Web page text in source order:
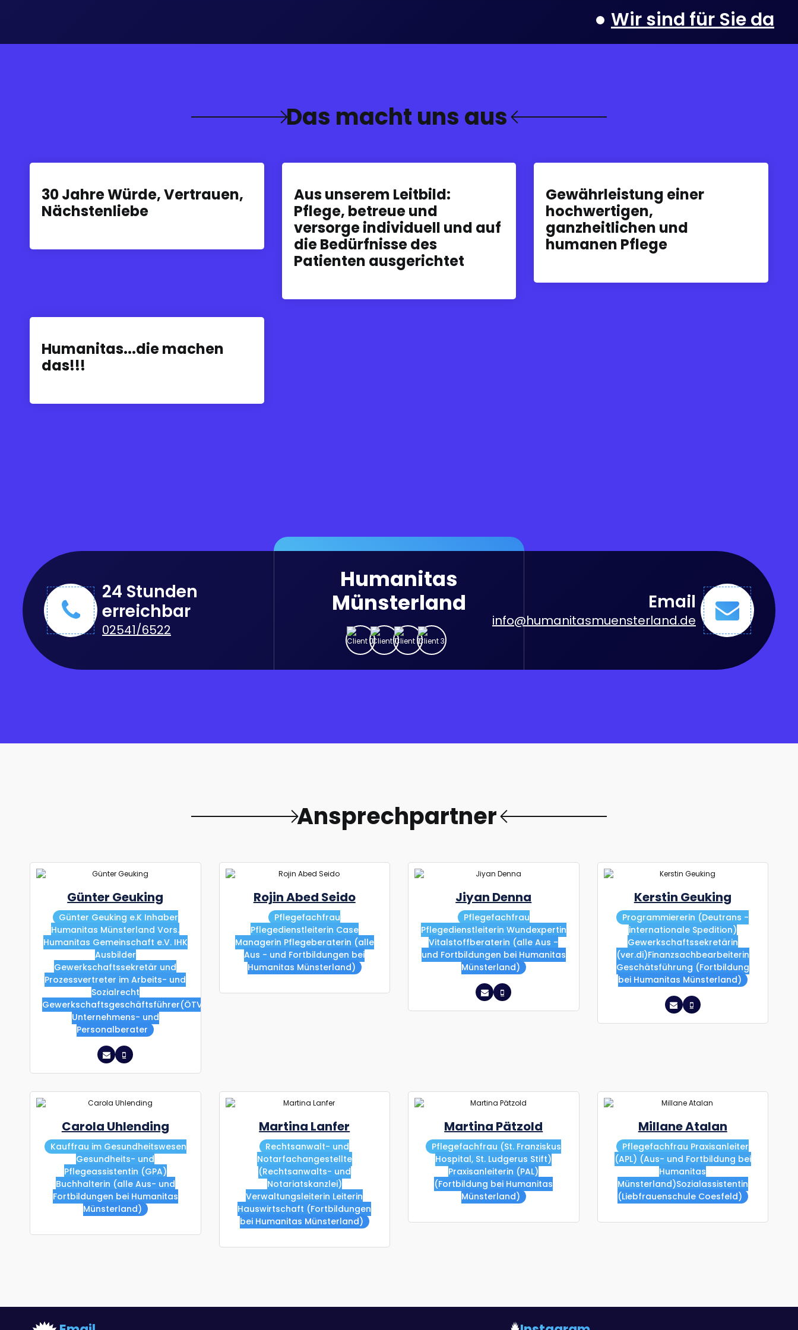
Wir sind für Sie da
Das macht uns aus
30 Jahre Würde, Vertrauen,
Nächstenliebe
Aus unserem Leitbild:
Pflege, betreue und
versorge individuell und auf
die Bedürfnisse des
Patienten ausgerichtet
Gewährleistung einer
hochwertigen,
ganzheitlichen und
humanen Pflege
Humanitas...die machen
das!!!
24 Stunden
erreichbar
02541/6522
Humanitas
Münsterland
Email
info@humanitasmuensterland.de
Ansprechpartner
Günter Geuking
Günter Geuking e.K Inhaber
Humanitas Münsterland Vors.
Humanitas Gemeinschaft e.V. IHK
Ausbilder
Gewerkschaftssekretär und
Prozessvertreter im Arbeits- und
Sozialrecht
Gewerkschaftsgeschäftsführer(ÖTV)
Unternehmens- und
Personalberater
Rojin Abed Seido
Pflegefachfrau
Pflegedienstleiterin Case
Managerin Pflegeberaterin (alle
Aus - und Fortbildungen bei
Humanitas Münsterland)
Jiyan Denna
Pflegefachfrau
Pflegedienstleiterin Wundexpertin
Vitalstoffberaterin (alle Aus -
und Fortbildungen bei Humanitas
Münsterland)
Kerstin Geuking
Programmiererin (Deutrans -
internationale Spedition)
Gewerkschaftssekretärin
(ver.di)Finanzsachbearbeiterin
Geschätsführung (Fortbildung
bei Humanitas Münsterland)
Carola Uhlending
Kauffrau im Gesundheitswesen
Gesundheits- und
Pflegeassistentin (GPA)
Buchhalterin (alle Aus- und
Fortbildungen bei Humanitas
Münsterland)
Martina Lanfer
Rechtsanwalt- und
Notarfachangestellte
(Rechtsanwalts- und
Notariatskanzlei)
Verwaltungsleiterin Leiterin
Hauswirtschaft (Fortbildungen
bei Humanitas Münsterland)
Martina Pätzold
Pflegefachfrau (St. Franziskus
Hospital, St. Ludgerus Stift)
Praxisanleiterin (PAL)
(Fortbildung bei Humanitas
Münsterland)
Millane Atalan
Pflegefachfrau Praxisanleiter
(APL) (Aus- und Fortbildung bei
Humanitas
Münsterland)Sozialassistentin
(Liebfrauenschule Coesfeld)